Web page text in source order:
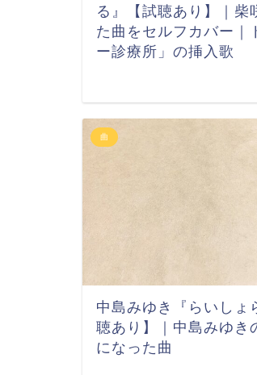
る』【試聴あり】｜柴
た曲をセルフカバー｜
ー診療所」の挿入歌
曲
中島みゆき『らいしょ
聴あり】｜中島みゆき
になった曲